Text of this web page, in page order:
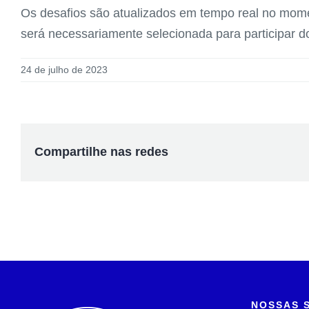
Os desafios são atualizados em tempo real no
será necessariamente selecionada para participar
24 de julho de 2023
Compartilhe nas redes
NOSSAS